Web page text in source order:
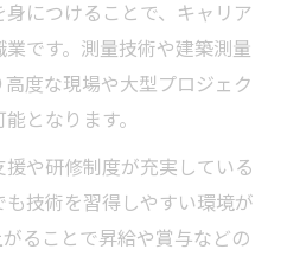
につけることで、キャリア
です。測量技術や建築測量
度な現場や大型プロジェク
となります。
や研修制度が充実している
技術を習得しやすい環境が
ることで昇給や賞与などの